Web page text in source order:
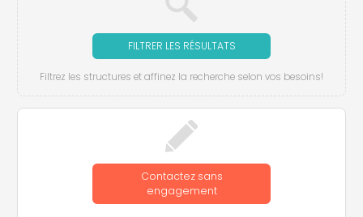
FILTRER LES RÉSULTATS
Filtrez les structures et affinez la recherche selon vos besoins!
Contactez sans
engagement